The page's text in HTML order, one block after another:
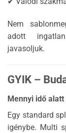
Nem
adott
javasoljuk.
GYIK –
Mennyi idő
Egy standard
igénybe. Multi